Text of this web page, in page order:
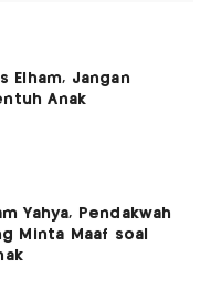
Elham, Jangan
Anak
Yahya, Pendakwah
Minta Maaf soal